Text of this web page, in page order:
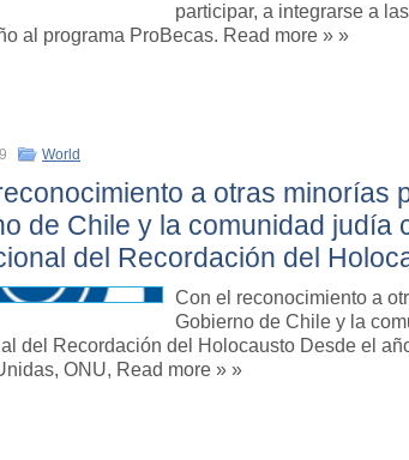
participar, a integrarse a
al programa ProBecas. Read more » »
World
a otras minorías
de Chile y la comunidad judía
del Recordación del
Con el reconocimiento a
Gobierno de Chile y la
del Recordación del Holocausto Desde el
ONU, Read more » »